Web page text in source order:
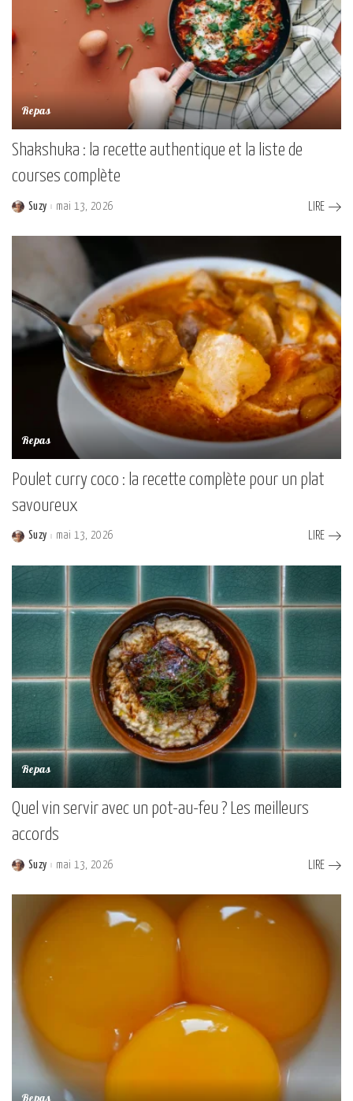
Repas
Shakshuka : la recette authentique et la liste de
courses complète
Posted
Suzy mai 13, 2026 LIRE
Repas
Poulet curry coco : la recette complète pour un plat
savoureux
Posted
Suzy mai 13, 2026 LIRE
Repas
Quel vin servir avec un pot-au-feu ? Les meilleurs
accords
Posted
Suzy mai 13, 2026 LIRE